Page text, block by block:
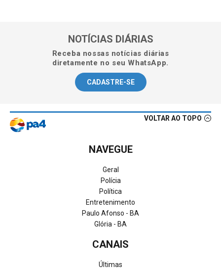
NOTÍCIAS DIÁRIAS
Receba nossas notícias diárias
diretamente no seu WhatsApp.
CADASTRE-SE
VOLTAR AO TOPO
NAVEGUE
Geral
Polícia
Política
Entretenimento
Paulo Afonso - BA
Glória - BA
CANAIS
Últimas